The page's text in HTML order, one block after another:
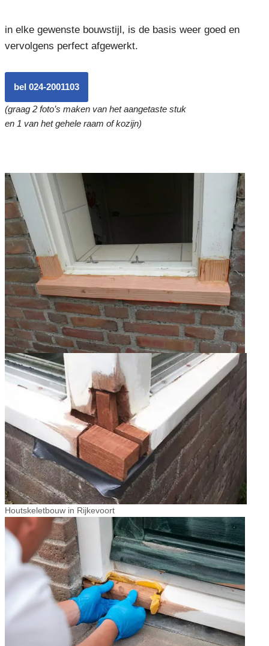
in elke gewenste bouwstijl, is de basis weer goed en
vervolgens perfect afgewerkt.
bel 024-2001103
(graag 2 foto’s maken van het aangetaste stuk
en 1 van het gehele raam of kozijn)
Houtskeletbouw in Rijkevoort